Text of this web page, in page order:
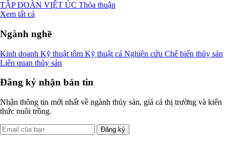
TẬP ĐOÀN VIỆT ÚC Thỏa thuận
Xem tất cả
Ngành nghề
Kinh doanh Kỹ thuật tôm Kỹ thuật cá Nghiên cứu Chế biến thủy sản
Liên quan thủy sản
Đăng ký nhận bản tin
Nhận thông tin mới nhất về ngành thủy sản, giá cả thị trường và kiến
thức nuôi trồng.
Đăng ký